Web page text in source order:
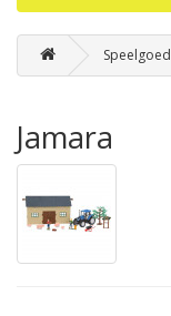
Speelgoed
Jamara